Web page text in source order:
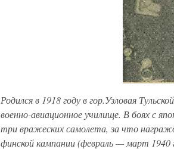
Родился в 1918 году в гор.Узловая
военно-авиационное училище. В боях с
три вражеских самолета, за что
финской кампании (февраль — март 1940